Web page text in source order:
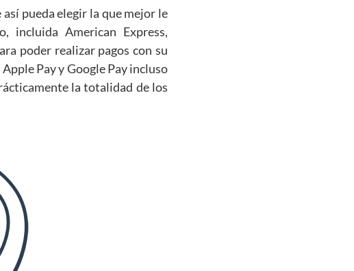
pueda elegir la que mejor le
incluida American Express,
poder realizar pagos con su
Pay y Google Pay incluso
la totalidad de los